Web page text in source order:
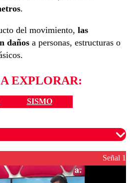
.
del movimiento, las
daños a personas, estructuras o
EXPLORAR:
SISMO
moderados para garantizar un
respetuoso.
Señal 1